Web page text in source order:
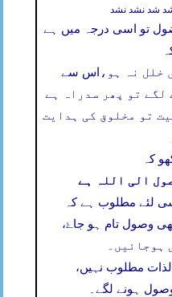
شد نشد نشد
تو اسی درجہ میں ہے
اس سے خلل نہ ہو،
لگے تو پھر سدراہ ہے
تو مخلوق کی ہدایت
کہ
الی اللہ ہے
لئے مطلوب ہے کہ
وصول تام ہو جاۓ،
ہوجائیں۔
مطلوب نہیں،
ہونے لگے۔